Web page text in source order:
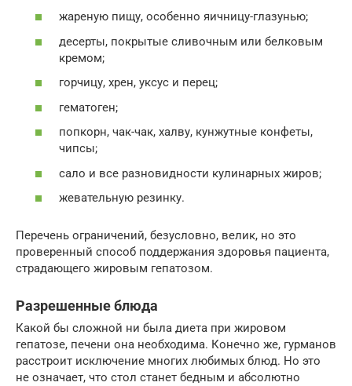
жареную пищу, особенно яичницу-глазунью;
десерты, покрытые сливочным или белковым
кремом;
горчицу, хрен, уксус и перец;
гематоген;
попкорн, чак-чак, халву, кунжутные конфеты,
чипсы;
сало и все разновидности кулинарных жиров;
жевательную резинку.
Перечень ограничений, безусловно, велик, но это
проверенный способ поддержания здоровья пациента,
страдающего жировым гепатозом.
Разрешенные блюда
Какой бы сложной ни была диета при жировом
гепатозе, печени она необходима. Конечно же, гурманов
расстроит исключение многих любимых блюд. Но это
не означает, что стол станет бедным и абсолютно